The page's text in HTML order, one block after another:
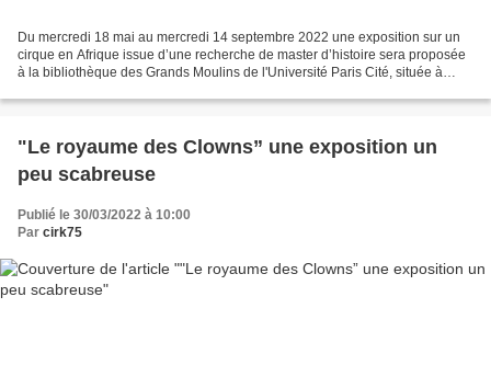
Du mercredi 18 mai au mercredi 14 septembre 2022 une exposition sur un
cirque en Afrique issue d’une recherche de master d’histoire sera proposée
à la bibliothèque des Grands Moulins de l'Université Paris Cité, située à
"Le royaume des Clowns” une exposition un
peu scabreuse
Publié le 30/03/2022 à 10:00
Par cirk75